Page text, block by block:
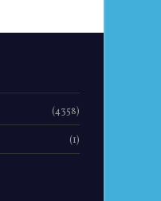
(4358)
(1)